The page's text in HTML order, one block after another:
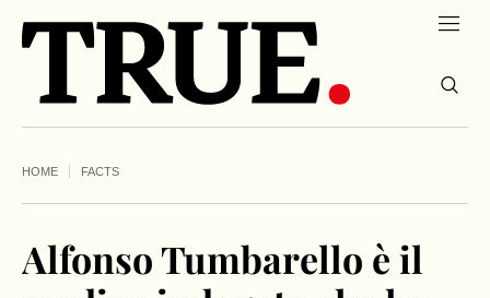
HOME FACTS
Alfonso Tumbarello è il